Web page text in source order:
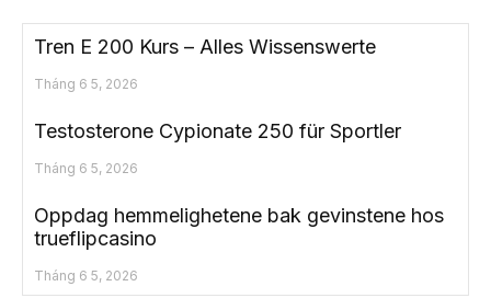
Tren E 200 Kurs – Alles Wissenswerte
Tháng 6 5, 2026
Testosterone Cypionate 250 für Sportler
Tháng 6 5, 2026
Oppdag hemmelighetene bak gevinstene hos
trueflipcasino
Tháng 6 5, 2026